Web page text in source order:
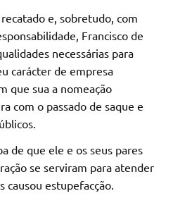
e, sobretudo, com
Francisco de
necessárias para
carácter de empresa
que sua a nomeação
com o passado de saque e
de que ele e os seus pares
se serviram para atender
causou estupefacção.